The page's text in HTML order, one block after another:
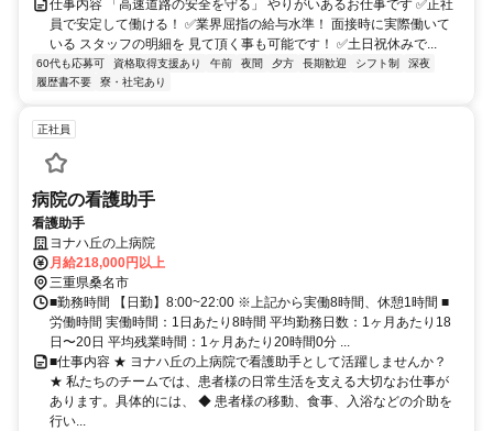
仕事内容 「高速道路の安全を守る」 やりがいあるお仕事です ✅正社
員で安定して働ける！ ✅業界屈指の給与水準！ 面接時に実際働いて
いる スタッフの明細を 見て頂く事も可能です！ ✅土日祝休みで...
60代も応募可 資格取得支援あり 午前 夜間 夕方 長期歓迎 シフト制
深夜
履歴書不要
寮・社宅あり
正社員
病院の看護助手
看護助手
ヨナハ丘の上病院
月給218,000円以上
三重県桑名市
■勤務時間 【日勤】8:00~22:00 ※上記から実働8時間、休憩1時間 ■
労働時間 実働時間：1日あたり8時間 平均勤務日数：1ヶ月あたり18
日〜20日 平均残業時間：1ヶ月あたり20時間0分 ...
■仕事内容 ★ ヨナハ丘の上病院で看護助手として活躍しませんか？
★ 私たちのチームでは、患者様の日常生活を支える大切なお仕事が
あります。具体的には、 ◆ 患者様の移動、食事、入浴などの介助を
行い...